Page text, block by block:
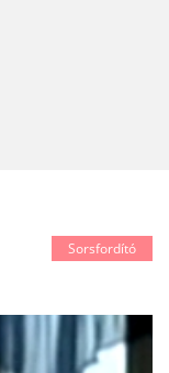
Sorsfordító